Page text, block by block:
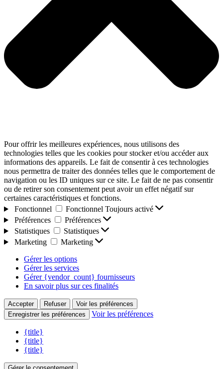
Pour offrir les meilleures expériences, nous utilisons des
technologies telles que les cookies pour stocker et/ou accéder aux
informations des appareils. Le fait de consentir à ces technologies
nous permettra de traiter des données telles que le comportement de
navigation ou les ID uniques sur ce site. Le fait de ne pas consentir
ou de retirer son consentement peut avoir un effet négatif sur
certaines caractéristiques et fonctions.
Fonctionnel
Fonctionnel Toujours activé
Préférences
Préférences
Statistiques
Statistiques
Marketing
Marketing
Gérer les options
Gérer les services
Gérer {vendor_count} fournisseurs
En savoir plus sur ces finalités
Accepter Refuser
Voir les préférences
Enregistrer les préférences
Voir les préférences
{title}
{title}
{title}